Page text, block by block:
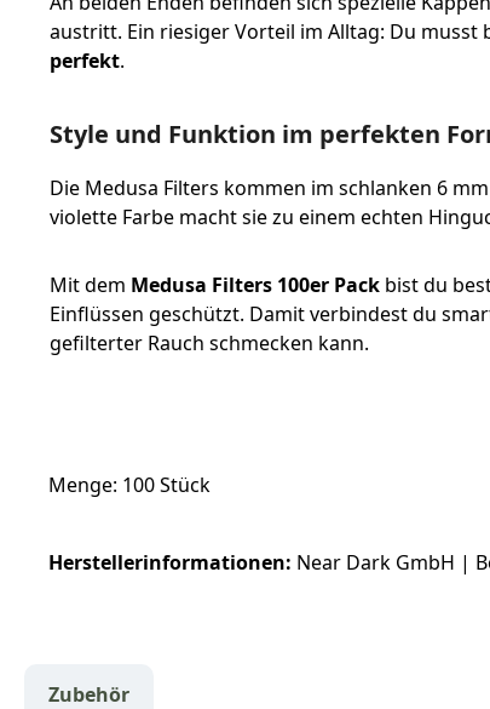
austritt. Ein riesiger Vorteil im Alltag: Du
perfekt.
Style und Funktion im perfekten
Die Medusa Filters kommen im schlanken 6
violette Farbe macht sie zu einem echten
Mit dem Medusa Filters 100er Pack bist du
Einflüssen geschützt. Damit verbindest du
gefilterter Rauch schmecken kann.
Menge: 100 Stück
Herstellerinformationen: Near Dark GmbH |
Zubehör